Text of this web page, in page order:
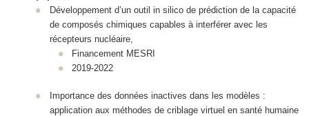
Développement d’un outil in silico de prédiction de la capacité
de composés chimiques capables à interférer avec les
récepteurs nucléaire,
Financement MESRI
2019-2022
Importance des données inactives dans les modèles :
application aux méthodes de criblage virtuel en santé humaine